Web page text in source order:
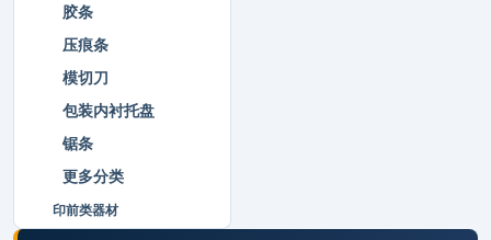
胶条
压痕条
模切刀
包装内衬托盘
锯条
更多分类
印前类器材